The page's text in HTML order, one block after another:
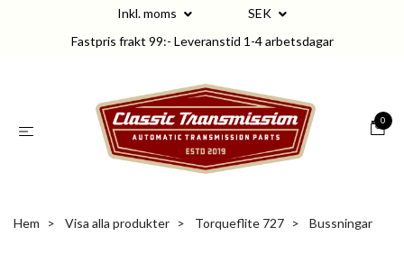
Inkl. moms
SEK
Fastpris frakt 99:- Leveranstid 1-4 arbetsdagar
0
Hem Visa alla produkter Torqueflite 727 Bussningar